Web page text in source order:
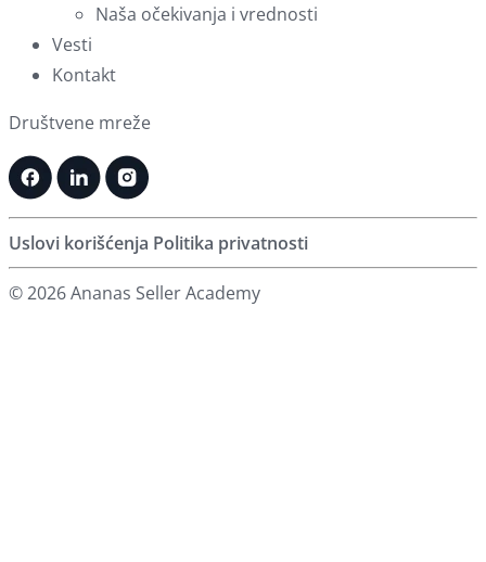
Naša očekivanja i vrednosti
Vesti
Kontakt
Društvene mreže
Uslovi korišćenja Politika privatnosti
© 2026 Ananas Seller Academy